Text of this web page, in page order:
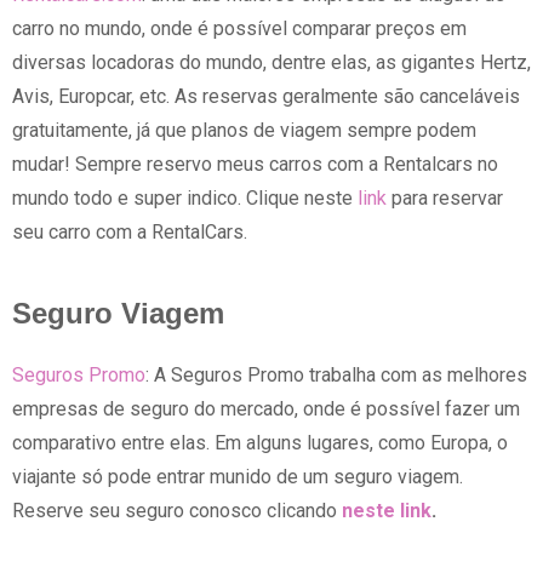
carro no mundo, onde é possível comparar preços em
diversas locadoras do mundo, dentre elas, as gigantes Hertz,
Avis, Europcar, etc. As reservas geralmente são canceláveis
gratuitamente, já que planos de viagem sempre podem
mudar! Sempre reservo meus carros com a Rentalcars no
mundo todo e super indico. Clique neste link para reservar
seu carro com a RentalCars.
Seguro Viagem
Seguros Promo: A Seguros Promo trabalha com as melhores
empresas de seguro do mercado, onde é possível fazer um
comparativo entre elas. Em alguns lugares, como Europa, o
viajante só pode entrar munido de um seguro viagem.
Reserve seu seguro conosco clicando neste link.